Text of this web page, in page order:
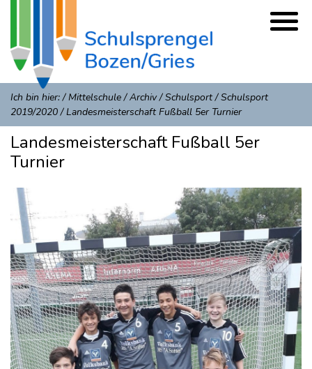
Ich bin hier:/Mittelschule/Archiv/Schulsport/Schulsport
2019/2020/Landesmeisterschaft Fußball 5er Turnier
Landesmeisterschaft Fußball 5er
Turnier